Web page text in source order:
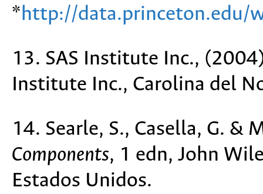
*http://data.princeton.edu/
13. SAS Institute Inc.,
Institute Inc., Carolina del
14. Searle, S., Casella, G. &
Components, 1 edn, John
Estados Unidos.